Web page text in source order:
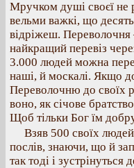
Мручком душі своєї не
вельми важкі, що десять
відріжеш.
найкращий перевіз
3.000 людей можна
наші, й москалі. Якщо
Переволочню до своїх
воно, як січове
Щоб тільки Бог їм
Взяв 500 своїх
послів, знаючи, що й
так тоді і зустрінуться